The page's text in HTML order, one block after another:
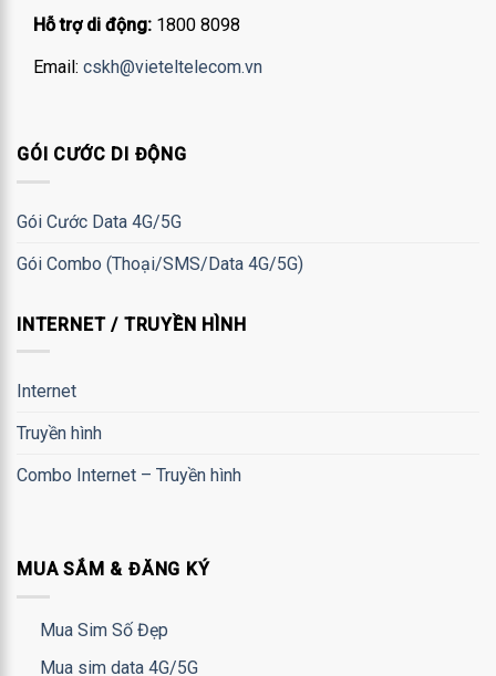
Hỗ trợ di động: 1800 8098
Email: cskh@vieteltelecom.vn
GÓI CƯỚC DI ĐỘNG
Gói Cước Data 4G/5G
Gói Combo (Thoại/SMS/Data 4G/5G)
INTERNET / TRUYỀN HÌNH
Internet
Truyền hình
Combo Internet – Truyền hình
MUA SẮM & ĐĂNG KÝ
Mua Sim Số Đẹp
Mua sim data 4G/5G